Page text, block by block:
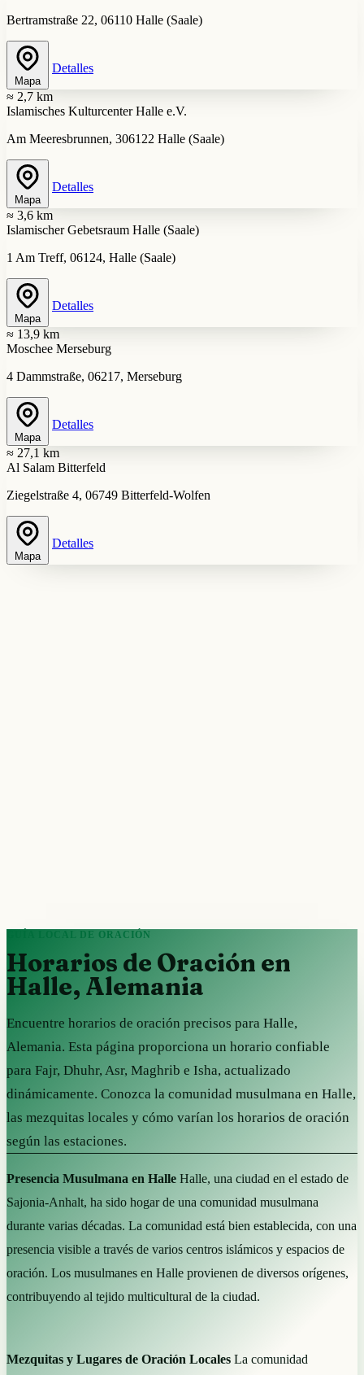
Bertramstraße 22, 06110 Halle (Saale)
Mapa
Detalles
≈ 2,7 km
Islamisches Kulturcenter Halle e.V.
Am Meeresbrunnen, 306122 Halle (Saale)
Mapa
Detalles
≈ 3,6 km
Islamischer Gebetsraum Halle (Saale)
1 Am Treff, 06124, Halle (Saale)
Mapa
Detalles
≈ 13,9 km
Moschee Merseburg
4 Dammstraße, 06217, Merseburg
Mapa
Detalles
≈ 27,1 km
Al Salam Bitterfeld
Ziegelstraße 4, 06749 Bitterfeld-Wolfen
Mapa
Detalles
GUÍA LOCAL DE ORACIÓN
Horarios de Oración en
Halle, Alemania
Encuentre horarios de oración precisos para Halle,
Alemania. Esta página proporciona un horario confiable
para Fajr, Dhuhr, Asr, Maghrib e Isha, actualizado
dinámicamente. Conozca la comunidad musulmana en Halle,
las mezquitas locales y cómo varían los horarios de oración
según las estaciones.
Presencia Musulmana en Halle Halle, una ciudad en el estado de
Sajonia-Anhalt, ha sido hogar de una comunidad musulmana
durante varias décadas. La comunidad está bien establecida, con una
presencia visible a través de varios centros islámicos y espacios de
oración. Los musulmanes en Halle provienen de diversos orígenes,
contribuyendo al tejido multicultural de la ciudad.
Mezquitas y Lugares de Oración Locales La comunidad